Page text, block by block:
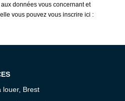
données vous concernant et
vous pouvez vous inscrire ici :
louer, Brest